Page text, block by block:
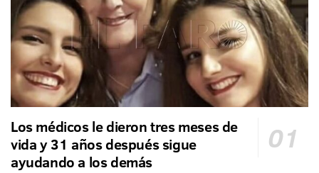
Los médicos le dieron tres meses de
vida y 31 años después sigue
ayudando a los demás